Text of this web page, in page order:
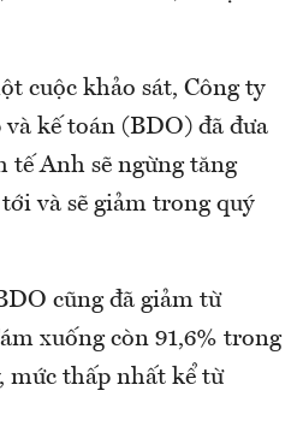
cuộc khảo sát, Công ty
kế toán (BDO) đã đưa
tế Anh sẽ ngừng tăng
và sẽ giảm trong quý
cũng đã giảm từ
xuống còn 91,6% trong
mức thấp nhất kể từ